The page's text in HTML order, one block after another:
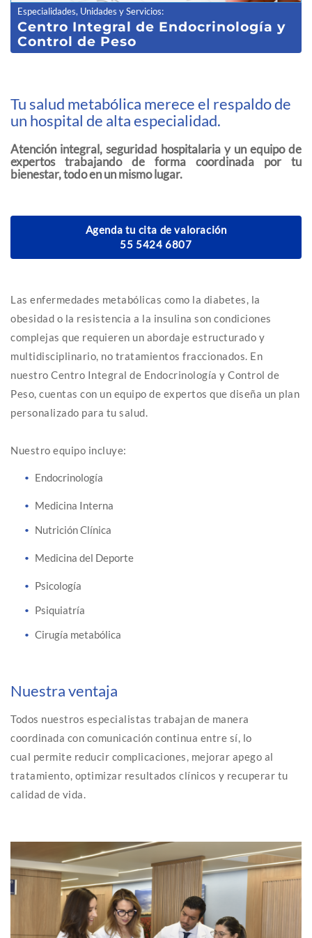
Especialidades, Unidades y Servicios:
Centro Integral de Endocrinología y
Control de Peso
Tu salud metabólica merece el respaldo de
un hospital de alta especialidad.
Atención integral, seguridad hospitalaria y un equipo de
expertos trabajando de forma coordinada por tu
bienestar, todo en un mismo lugar.
Agenda tu cita de valoración
55 5424 6807
Las enfermedades metabólicas como la diabetes, la
obesidad o la resistencia a la insulina son condiciones
complejas que requieren un abordaje estructurado y
multidisciplinario, no tratamientos fraccionados. En
nuestro Centro Integral de Endocrinología y Control de
Peso, cuentas con un equipo de expertos que diseña un plan
personalizado para tu salud.
Nuestro equipo incluye:
Endocrinología
Medicina Interna
Nutrición Clínica
Medicina del Deporte
Psicología
Psiquiatría
Cirugía metabólica
Nuestra ventaja
Todos nuestros especialistas trabajan de manera
coordinada con comunicación continua entre sí, lo
cual permite reducir complicaciones, mejorar apego al
tratamiento, optimizar resultados clínicos y recuperar tu
calidad de vida.